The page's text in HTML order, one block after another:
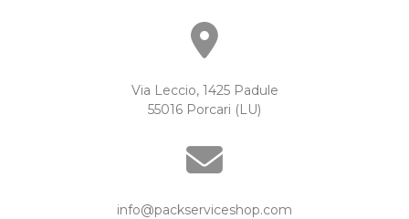
Via Leccio, 1425 Padule
55016 Porcari (LU)
info@packserviceshop.com